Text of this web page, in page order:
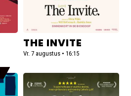
THE INVITE
Vr. 7 augustus • 16:15
Lees
meer